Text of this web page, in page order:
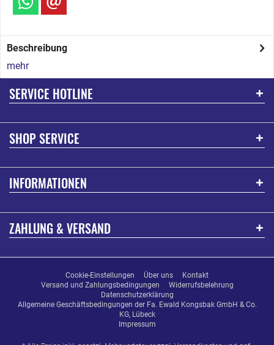
Beschreibung
mehr
SERVICE HOTLINE
SHOP SERVICE
INFORMATIONEN
ZAHLUNG & VERSAND
Cookie-Einstellungen Über uns
Kontakt
Versand und Zahlungsbedingungen
Widerrufsbelehrung
Datenschutzerklärung
Allgemeine Geschäftsbedingungen der Fa. Ewald Kongsbak GmbH & Co.
KG, Lübeck
Impressum